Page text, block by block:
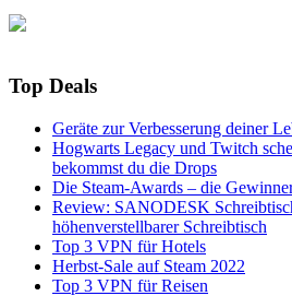
Top Deals
Geräte zur Verbesserung deiner
Hogwarts Legacy und Twitch
bekommst du die Drops
Die Steam-Awards – die
Review: SANODESK
höhenverstellbarer Schreibtisch
Top 3 VPN für Hotels
Herbst-Sale auf Steam 2022
Top 3 VPN für Reisen